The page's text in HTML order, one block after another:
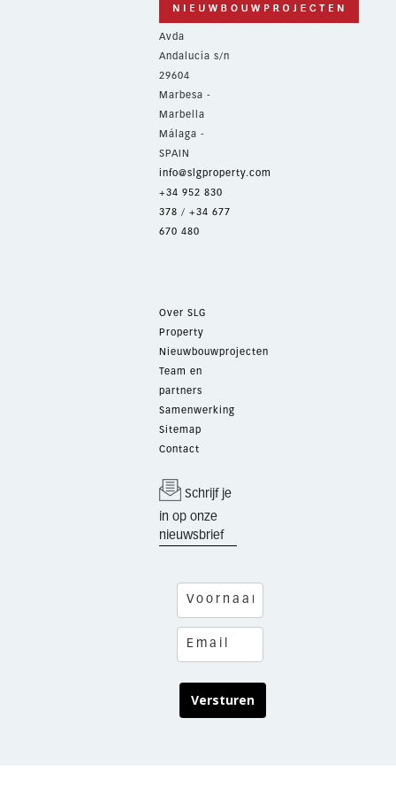
Avda
Andalucía s/n
29604
Marbesa -
Marbella
Málaga -
SPAIN
info@slgproperty.com
+34 952 830
378 / +34 677
670 480
Over SLG
Property
Nieuwbouwprojecten
Team en
partners
Samenwerking
Sitemap
Contact
Schrijf je
in op onze
nieuwsbrief
Versturen